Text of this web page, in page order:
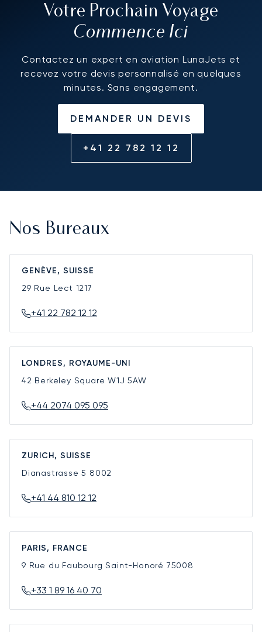
Votre Prochain Voyage
Commence Ici
Contactez un expert en aviation LunaJets et
recevez votre devis personnalisé en quelques
minutes. Sans engagement.
DEMANDER UN DEVIS
+41 22 782 12 12
Nos Bureaux
GENÈVE, SUISSE
29 Rue Lect 1217
+41 22 782 12 12
LONDRES, ROYAUME-UNI
42 Berkeley SquareW1J 5AW
+44 2074 095 095
ZURICH, SUISSE
Dianastrasse 5 8002
+41 44 810 12 12
PARIS, FRANCE
9 Rue du Faubourg Saint-Honoré 75008
+33 1 89 16 40 70